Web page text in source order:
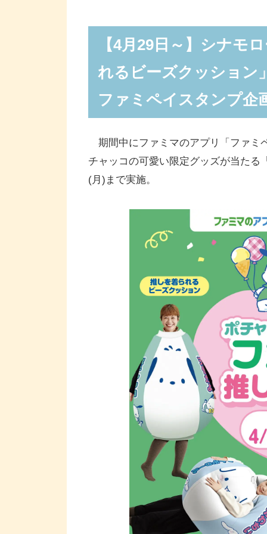
【4月29日10:00～】対象商品購
シナモロールグッズ「ダイカット
シナモロールグッズ「マスキング
【5月6日10:00～】対象商品購
ポチャッコグッズ「ダイカットス
ポチャッコグッズ「マスキングテ
シナモロール＆ポチャッコグッズ
ファミペイギフトカードが当た
【4月29日～】シナモ
れるビーズクッション
ファミペイスタンプ企
期間中にファミマのアプリ「ファミ
チャッコの可愛い限定グッズが当たる
(月)まで実施。